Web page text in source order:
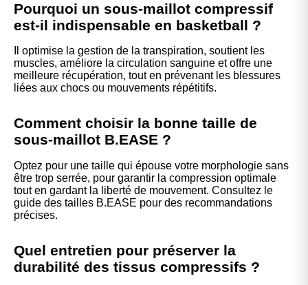
Pourquoi un sous-maillot compressif
est-il indispensable en basketball ?
Il optimise la gestion de la transpiration, soutient les
muscles, améliore la circulation sanguine et offre une
meilleure récupération, tout en prévenant les blessures
liées aux chocs ou mouvements répétitifs.
Comment choisir la bonne taille de
sous-maillot B.EASE ?
Optez pour une taille qui épouse votre morphologie sans
être trop serrée, pour garantir la compression optimale
tout en gardant la liberté de mouvement. Consultez le
guide des tailles B.EASE pour des recommandations
précises.
Quel entretien pour préserver la
durabilité des tissus compressifs ?